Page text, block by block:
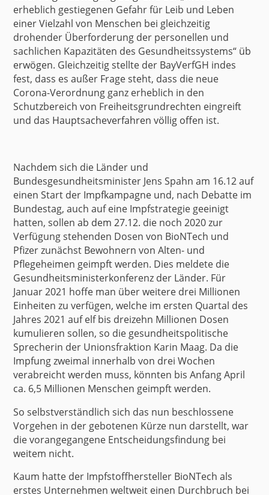
erheblich gestiegenen Gefahr für Leib und Leben
einer Vielzahl von Menschen bei gleichzeitig
drohender Überforderung der personellen und
sachlichen Kapazitäten des Gesundheitssystems“ üb
erwögen. Gleichzeitig stellte der BayVerfGH indes
fest, dass es außer Frage steht, dass die neue
Corona-Verordnung ganz erheblich in den
Schutzbereich von Freiheitsgrundrechten eingreift
und das Hauptsacheverfahren völlig offen ist.
Nachdem sich die Länder und
Bundesgesundheitsminister Jens Spahn am 16.12 auf
einen Start der Impfkampagne und, nach Debatte im
Bundestag, auch auf eine Impfstrategie geeinigt
hatten, sollenab dem 27.12. die noch 2020 zur
Verfügung stehenden Dosen von BioNTech und
Pfizer zunächst Bewohnern von Alten- und
Pflegeheimen geimpft werden. Dies meldete die
Gesundheitsministerkonferenz der Länder. Für
Januar 2021 hoffe man über weitere drei Millionen
Einheiten zu verfügen, welche im ersten Quartal des
Jahres 2021 auf elf bis dreizehn Millionen Dosen
kumulieren sollen, so die gesundheitspolitische
Sprecherin der Unionsfraktion Karin Maag. Da die
Impfung zweimal innerhalb von drei Wochen
verabreicht werden muss, könnten bis Anfang April
ca. 6,5 Millionen Menschen geimpft werden.
So selbstverständlich sich das nun beschlossene
Vorgehen in der gebotenen Kürze nun darstellt, war
die vorangegangene Entscheidungsfindung bei
weitem nicht.
Kaum hatte der Impfstoffhersteller BioNTech als
erstes Unternehmen weltweit einen Durchbruch bei